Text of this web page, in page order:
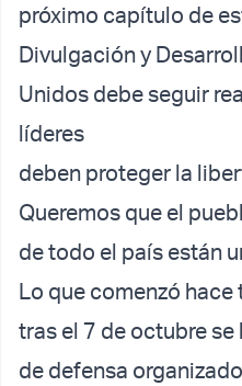
próximo capítulo de
Divulgación y
Unidos debe seguir
líderes
deben proteger la
Queremos que el
de todo el país están
Lo que comenzó
tras el 7 de octubre
de defensa